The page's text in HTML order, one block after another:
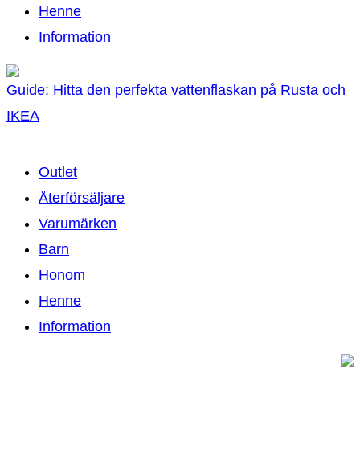
Henne
Information
Guide: Hitta den perfekta vattenflaskan på Rusta och
IKEA
Outlet
Återförsäljare
Varumärken
Barn
Honom
Henne
Information